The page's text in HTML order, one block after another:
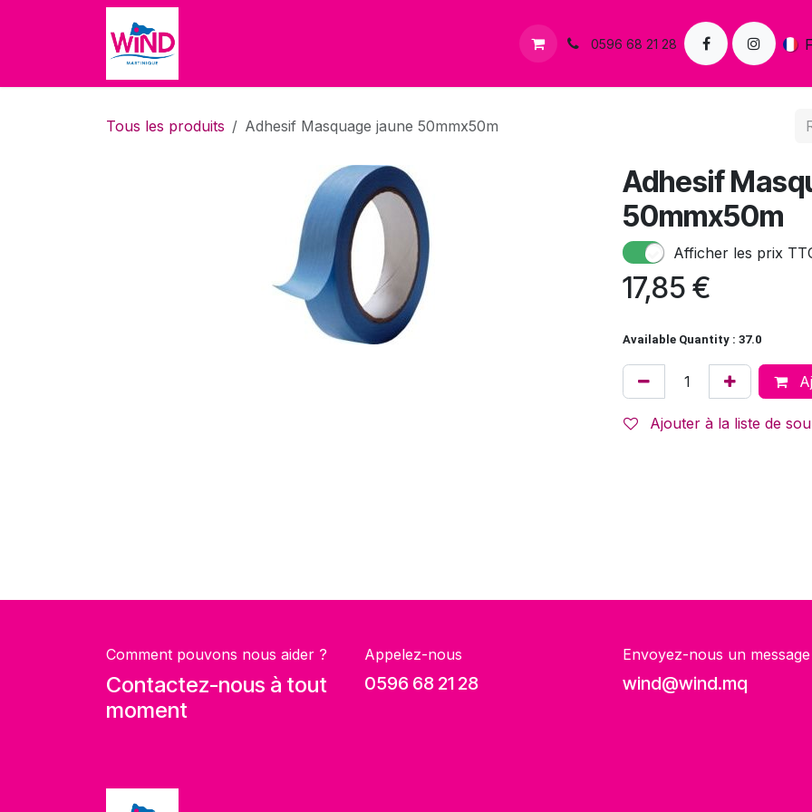
Se rendre au contenu
Contactez-nous 0596 68 21 28
Tous les produits Adhesif Masquage jaune 50mmx50m
Adhesif
50mmx50m
Afficher les prix
17,85 €
Available Quantity : 37.0
Ajouter à la liste de
Comment pouvons nous aider ?
Contactez-nous à tout
moment
Appelez-nous
0596 68 21 28
Envoyez-nous un message
wind@wind.mq